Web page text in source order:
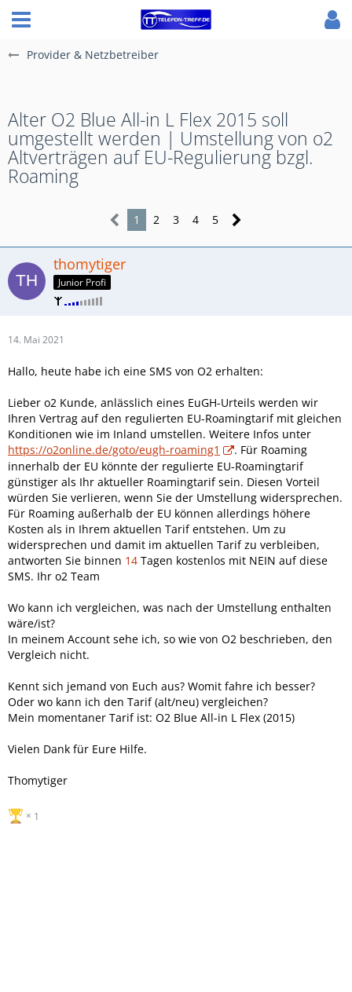
Provider & Netzbetreiber
Alter O2 Blue All-in L Flex 2015 soll
umgestellt werden | Umstellung von o2
Altverträgen auf EU-Regulierung bzgl.
Roaming
1 2 3 4 5
thomytiger
Junior Profi
14. Mai 2021
Hallo, heute habe ich eine SMS von O2 erhalten:
Lieber o2 Kunde, anlässlich eines EuGH-Urteils werden wir
Ihren Vertrag auf den regulierten EU-Roamingtarif mit gleichen
Konditionen wie im Inland umstellen. Weitere Infos unter
https://o2online.de/goto/eugh-roaming1
. Für Roaming
innerhalb der EU könnte der regulierte EU-Roamingtarif
günstiger als Ihr aktueller Roamingtarif sein. Diesen Vorteil
würden Sie verlieren, wenn Sie der Umstellung widersprechen.
Für Roaming außerhalb der EU können allerdings höhere
Kosten als in Ihrem aktuellen Tarif entstehen. Um zu
widersprechen und damit im aktuellen Tarif zu verbleiben,
antworten Sie binnen 14 Tagen kostenlos mit NEIN auf diese
SMS. Ihr o2 Team
Wo kann ich vergleichen, was nach der Umstellung enthalten
wäre/ist?
In meinem Account sehe ich, so wie von O2 beschrieben, den
Vergleich nicht.
Kennt sich jemand von Euch aus? Womit fahre ich besser?
Oder wo kann ich den Tarif (alt/neu) vergleichen?
Mein momentaner Tarif ist: O2 Blue All-in L Flex (2015)
Vielen Dank für Eure Hilfe.
Thomytiger
1